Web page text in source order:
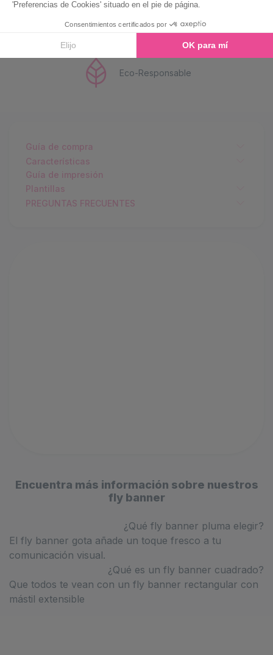
Siempre precios bajos Entrega Exprés
Eco-Responsable
Guía de compra
Características
Guía de impresión
Plantillas
PREGUNTAS FRECUENTES
Encuentra más información sobre nuestros
fly banner
¿Qué fly banner pluma elegir?
El fly banner gota añade un toque fresco a tu
comunicación visual.
¿Qué es un fly banner cuadrado?
Que todos te vean con un fly banner rectangular con
mástil extensible